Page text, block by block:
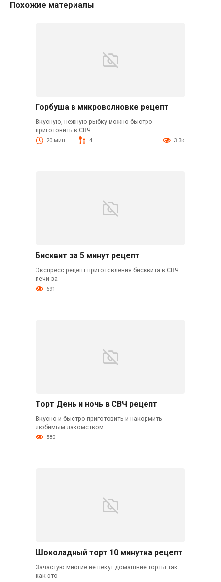
Похожие материалы
Горбуша в микроволновке рецепт
Вкусную, нежную рыбку можно быстро
приготовить в СВЧ
20 мин. 4 3.3к.
Бисквит за 5 минут рецепт
Экспресс рецепт приготовления бисквита в СВЧ
печи за
691
Торт День и ночь в СВЧ рецепт
Вкусно и быстро приготовить и накормить
любимым лакомством
580
Шоколадный торт 10 минутка рецепт
Зачастую многие не пекут домашние торты так
как это